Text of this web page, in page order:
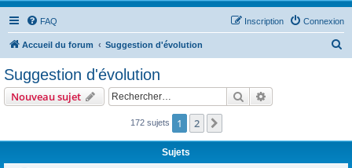
FAQ Connexion
Inscription
Accueil du forum Suggestion d'évolution
Suggestion d'évolution
Nouveau sujet Rechercher
172 sujets 1 2
Sujets